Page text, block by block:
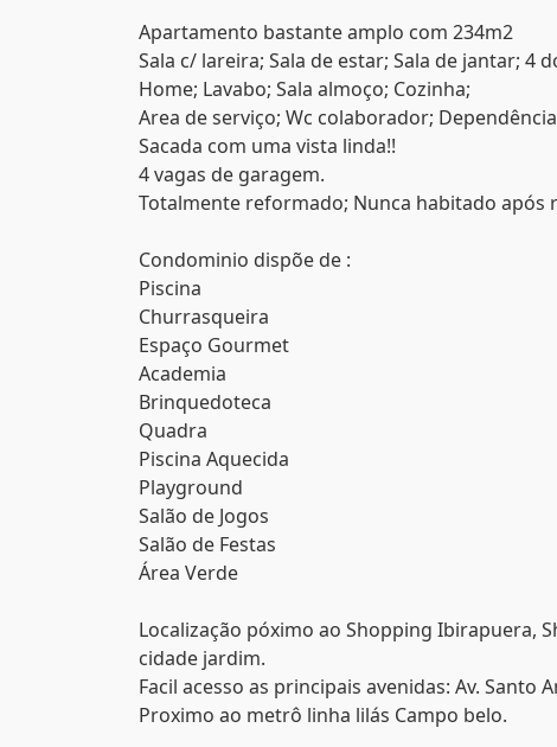
Apartamento bastante amplo com 234m2
Sala c/ lareira; Sala de estar; Sala de jantar; 4
Home; Lavabo; Sala almoço; Cozinha;
Area de serviço; Wc colaborador;
Sacada com uma vista linda!!
4 vagas de garagem.
Totalmente reformado; Nunca habitado após
Condominio dispõe de :
Piscina
Churrasqueira
Espaço Gourmet
Academia
Brinquedoteca
Quadra
Piscina Aquecida
Playground
Salão de Jogos
Salão de Festas
Área Verde
Localização póximo ao Shopping Ibirapuera,
cidade jardim.
Facil acesso as principais avenidas: Av. Santo
Proximo ao metrô linha lilás Campo belo.